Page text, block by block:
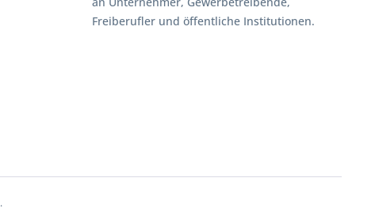
Freiberufler und öffentliche Institutionen.
.